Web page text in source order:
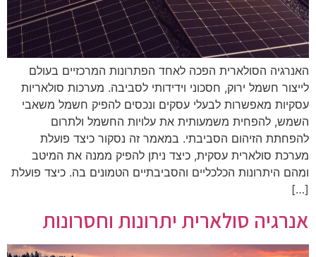
האנרגיה הסולארית הפכה לאחד הפתרונות המרכזיים בעולם
לייצור חשמל ירוק, חסכוני וידידותי לסביבה. מערכות סולאריות
עסקיות מאפשרות לבעלי עסקים ונכסים להפיק חשמל משאבי
השמש, להפחית משמעותית את עלויות החשמל ולתרום
להפחתת הזיהום הסביבתי. במאמר זה נסקור כיצד פועלת
מערכת סולארית עסקית, כיצד ניתן להפיק ממנה את המיטב
ומהם היתרונות הכלכליים והסביבתיים הטמונים בה. כיצד פועלת
[…]
אנרגיה סולארית יתרונות וחסרונות